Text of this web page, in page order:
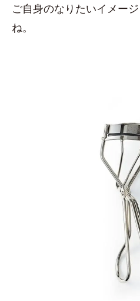
ご自身のなりたいイメー
ね。